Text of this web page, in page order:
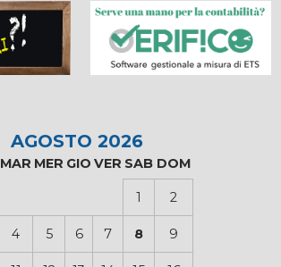
AGOSTO 2026
MAR MER GIO VER SAB DOM
1 2
4 5 6 7 8 9